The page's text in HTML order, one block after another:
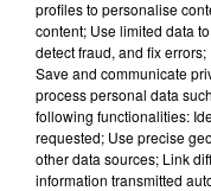
radio crochet
scène et partager ses
voisins de 14h30 à
d'autres associations
d'échanger autour de
Association Ballade,
Fresque du Climat,
profiles to personalise
content; Use limited data
detect fraud, and fix
Save and communicate
process personal data
following functionalities:
requested; Use precise
other data sources; Link
information transmitted